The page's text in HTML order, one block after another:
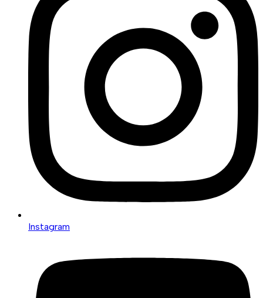
Instagram